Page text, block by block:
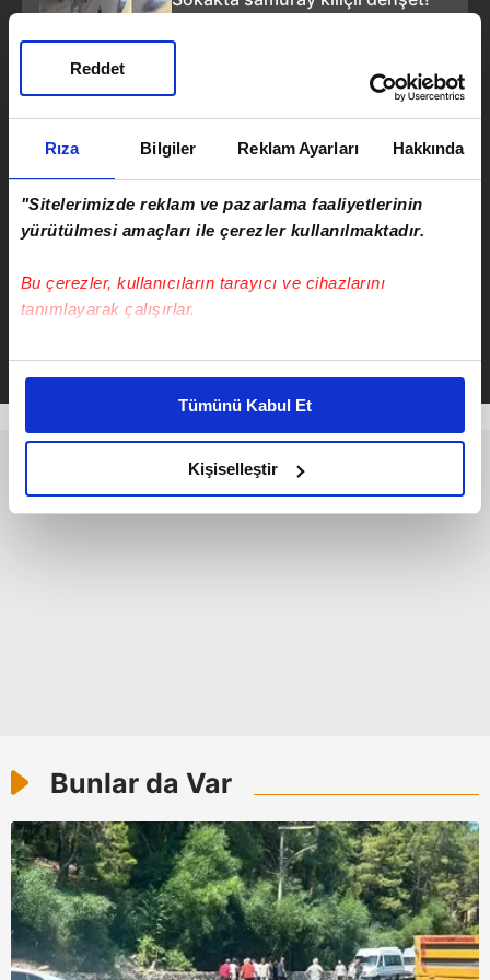
Rıza Bilgiler Reklam Ayarları Hakkında
"Sitelerimizde reklam ve pazarlama faaliyetlerinin
yürütülmesi amaçları ile çerezler kullanılmaktadır.
Bu çerezler, kullanıcıların tarayıcı ve cihazlarını
tanımlayarak çalışırlar.
Bu çerezlere izin vermeniz halinde sizlere özel
daha iyi reklam deneyimi yaşatabiliriz. Bunu yaparken
amacımızın size daha iyi bir reklam deneyimi sunmak
olduğunu ve sizlere en iyi içerikleri sunabilmek adına
elimizden gelen çabayı gösterdiğimizi ve bu noktada,
reklamların maliyetlerimizi karşılamak noktasında tek gelir
verileriniz işlenmekte olup gerekli olan çerezler bilgi
kullanılmaktadır. Diğer çerezler, sitemizin daha işlevsel
kılınması ve kişiselleştirilmesi ve sizlere yönelik
reklam/pazarlama faaliyetlerinin yapılması, amaçlarıyla
sınırlı olarak açık rızanız dahilinde kullanılacaktır.
Çerezlere ilişkin tercihlerinizi aşağıda yer alan panel
Tümünü Kabul Et
Kişiselleştir
Reddet
Terör estiren genç kız böyle
yakalandı
Kayseri'de 9. katta nefes kesen
ikna seferberliği: 16 yaşındaki
Serkan Cortaoğlu
Bunlar da Var